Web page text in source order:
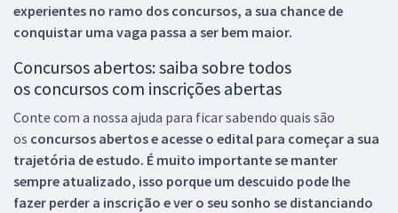
experientes no ramo dos concursos, a sua chance de
conquistar uma vaga passa a ser bem maior.
Concursos abertos: saiba sobre todos
os concursos com inscrições abertas
Conte com a nossa ajuda para ficar sabendo quais são
os concursos abertos e acesse o edital para começar a sua
trajetória de estudo. É muito importante se manter
sempre atualizado, isso porque um descuido pode lhe
fazer perder a inscrição e ver o seu sonho se distanciando